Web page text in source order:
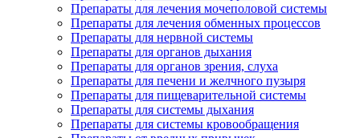
Препараты для лечения мочеполовой системы
Препараты для лечения обменных процессов
Препараты для нервной системы
Препараты для органов дыхания
Препараты для органов зрения, слуха
Препараты для печени и желчного пузыря
Препараты для пищеварительной системы
Препараты для системы дыхания
Препараты для системы кровообращения